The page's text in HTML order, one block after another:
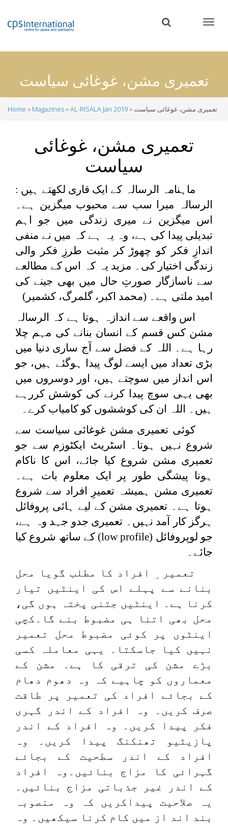
content
تعمیری مشن، غوغائی سیاست
Home Magazines AL-RISALA Jan 2019 تعمیری مشن، غوغائی سیاست
تعمیری مشن، غوغائی
سیاست
ماہنامہ الرسالہ کے ایک قاری لکھتے ہیں :
الرسالہ میرا سب سے محبوب میگزین ہے۔
اس میگزین نے میری زندگی میں جو اہم
تبدیلی پیدا کی ہے، وہ یہ ہے کہ میں نے منفی
اندازِ فکر کو چھوڑ کر مثبت طرزِ فکر والی
زندگی اختیار کی۔ مزید یہ کہ اس کے مطالعے
سے ناسازگار صورتِ حال میں بھی جینے کی
امید ملتی ہے۔ (محمد اکبر، گلمرگ، کشمیر)
اس واقعے سے اندازہ ہوتا ہے کہ الرسالہ
مشن کس قسم کے انسان بنانے کی مہم چلا
رہا ہے۔ اللہ کے فضل سے آج ساری دنیا میں
بڑی تعداد میں ایسے لوگ پیدا ہوگئے ہیں، جو
اس انداز میں سوچتے ہیں، اور دوسروں میں
بھی یہی سوچ پیدا کرنے کی کوشش کررہے
ہیں۔ اللہ ان کی کوششوں کو کامیاب کرے۔
کوئی تعمیری مشن غوغائی سیاست سے
شروع نہیں ہوتا۔ اسٹریٹ ایکٹوزم سے جو
تعمیری مشن شروع کیا جائے، اس کا ناکام
ہونا پیشگی طور پر ایک معلوم بات ہے۔
تعمیری مشن ہمیشہ تعمیرِ افراد سے شروع
ہوتا ہے۔ تعمیری مشن کے لیے ہائی پروفائل
ہرگز کار آمد نہیں۔ تعمیری جدو جہد وہ ہے،
جو لوپروفائل (low profile)کے ساتھ شروع کیا
جائے۔
تعمیر ِ افراد کا مطلب گویا محل
بنانے سے پہلے اس کی اینٹیں تیار
کرنا ہے۔ اینٹیں جتنی پختہ ہوں گی،
محل بھی اتنا ہی مضبوط بنے گا۔کچی
اینٹوں پر کوئی مضبوط محل تعمیر
نہیں کیا جاسکتا۔ یہی معاملہ کسی
بڑے مشن کی ترقی کا ہے۔ مشن کے
معماروں کو چاہیے کہ وہ دھوم دھام
کے بجائے افراد کی تعمیر پر طاقت
صرف کریں۔ وہ افراد کے اندر گہری
فکر پیدا کریں۔ وہ افراد کے اندر
پازیٹیو تھنکنگ پیدا کریں۔ وہ
افراد کے اندر سطحیت کے بجائے
گہرائی کا مزاج بنائیں۔وہ افراد
کے اندر غیر جذباتی مزاج بنائیں۔
یہ صلاحیت پیداکریں کہ وہ منصوبہ
بند اند از میں کام کرنا سیکھیں۔ وہ